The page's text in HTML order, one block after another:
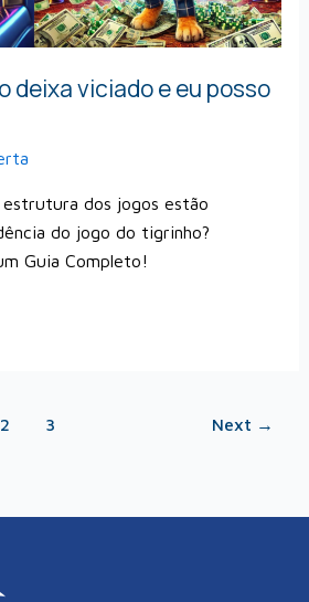
deixa viciado e eu posso
estrutura dos jogos estão
do jogo do tigrinho?
Guia Completo!
2 3 Next →